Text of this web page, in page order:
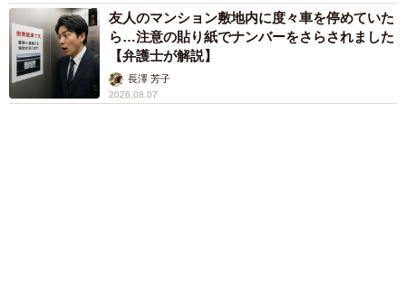
産1億円以上の割合は全国平均で0.9ポイント増加したほ
か、30の都府県で前回を上回る結果となりました。
◇ ◇
【弁護士が解説】
長澤 芳子
2026.08.07